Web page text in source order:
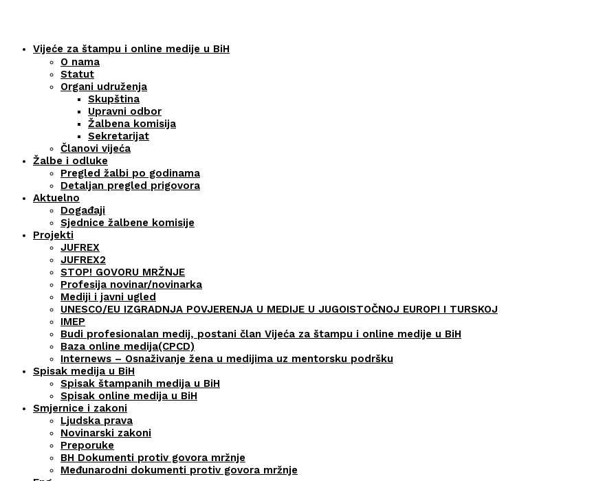
Vijeće za štampu i online medije u BiH
O nama
Statut
Organi udruženja
Skupština
Upravni odbor
Žalbena komisija
Sekretarijat
Članovi vijeća
Žalbe i odluke
Pregled žalbi po godinama
Detaljan pregled prigovora
Aktuelno
Događaji
Sjednice žalbene komisije
Projekti
JUFREX
JUFREX2
STOP! GOVORU MRŽNJE
Profesija novinar/novinarka
Mediji i javni ugled
UNESCO/EU IZGRADNJA POVJERENJA U MEDIJE U JUGOISTOČNOJ EUROPI I TURSKOJ
IMEP
Budi profesionalan medij, postani član Vijeća za štampu i online medije u BiH
Baza online medija(CPCD)
Internews – Osnaživanje žena u medijima uz mentorsku podršku
Spisak medija u BiH
Spisak štampanih medija u BiH
Spisak online medija u BiH
Smjernice i zakoni
Ljudska prava
Novinarski zakoni
Preporuke
BH Dokumenti protiv govora mržnje
Međunarodni dokumenti protiv govora mržnje